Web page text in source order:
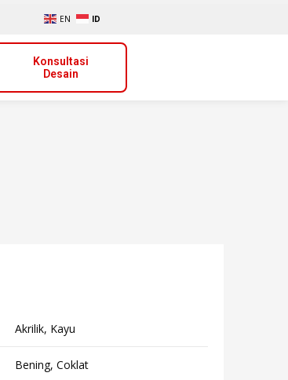
EN ID
Konsultasi
Desain
Akrilik, Kayu
Bening, Coklat